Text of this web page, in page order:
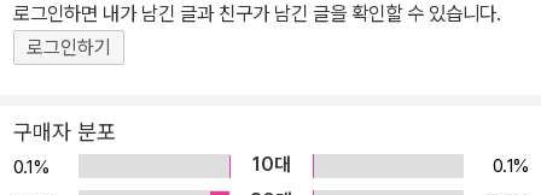
서로 자기소개를 한다. 동물들은 많아지고, 장갑은 점점 부풀어 오른
다. 반복과 점층은 이 그림책이 가진 강한 매력이다. 아이들은 페이지
로 결론이 지어질지 궁금해 한다. 커다란 곰과 터질듯이 좁아진 장갑
이 등장하는 페이지에서 어린 독자의 호기심과 기대는 가장 커질 것
로그인하면 내가 남긴 글과 친구가 남긴 글을 확인할 수 있습니다.
로그인하기
구매자 분포
0.1% 10대
0.1%